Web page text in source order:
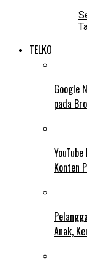
TELKO
Google
pada
Konten
Anak,